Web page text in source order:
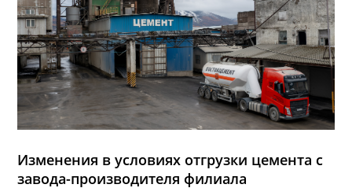
Изменения в условиях отгрузки цемента с
завода-производителя филиала